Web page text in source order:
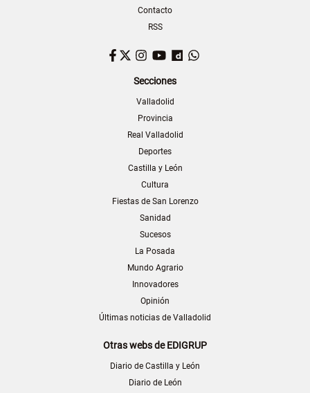
Contacto
RSS
Facebook
TwitterInstagram
YouTubeDailymotion
Secciones
Valladolid
Provincia
Real Valladolid
Deportes
Castilla y León
Cultura
Fiestas de San Lorenzo
Sanidad
Sucesos
La Posada
Mundo Agrario
Innovadores
Opinión
Últimas noticias de Valladolid
Otras webs de EDIGRUP
Diario de Castilla y León
Diario de León